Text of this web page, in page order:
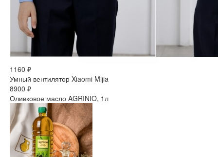
1160 ₽
Умный вентилятор Xiaomi Mijia
8900 ₽
Оливковое масло AGRINIO, 1л